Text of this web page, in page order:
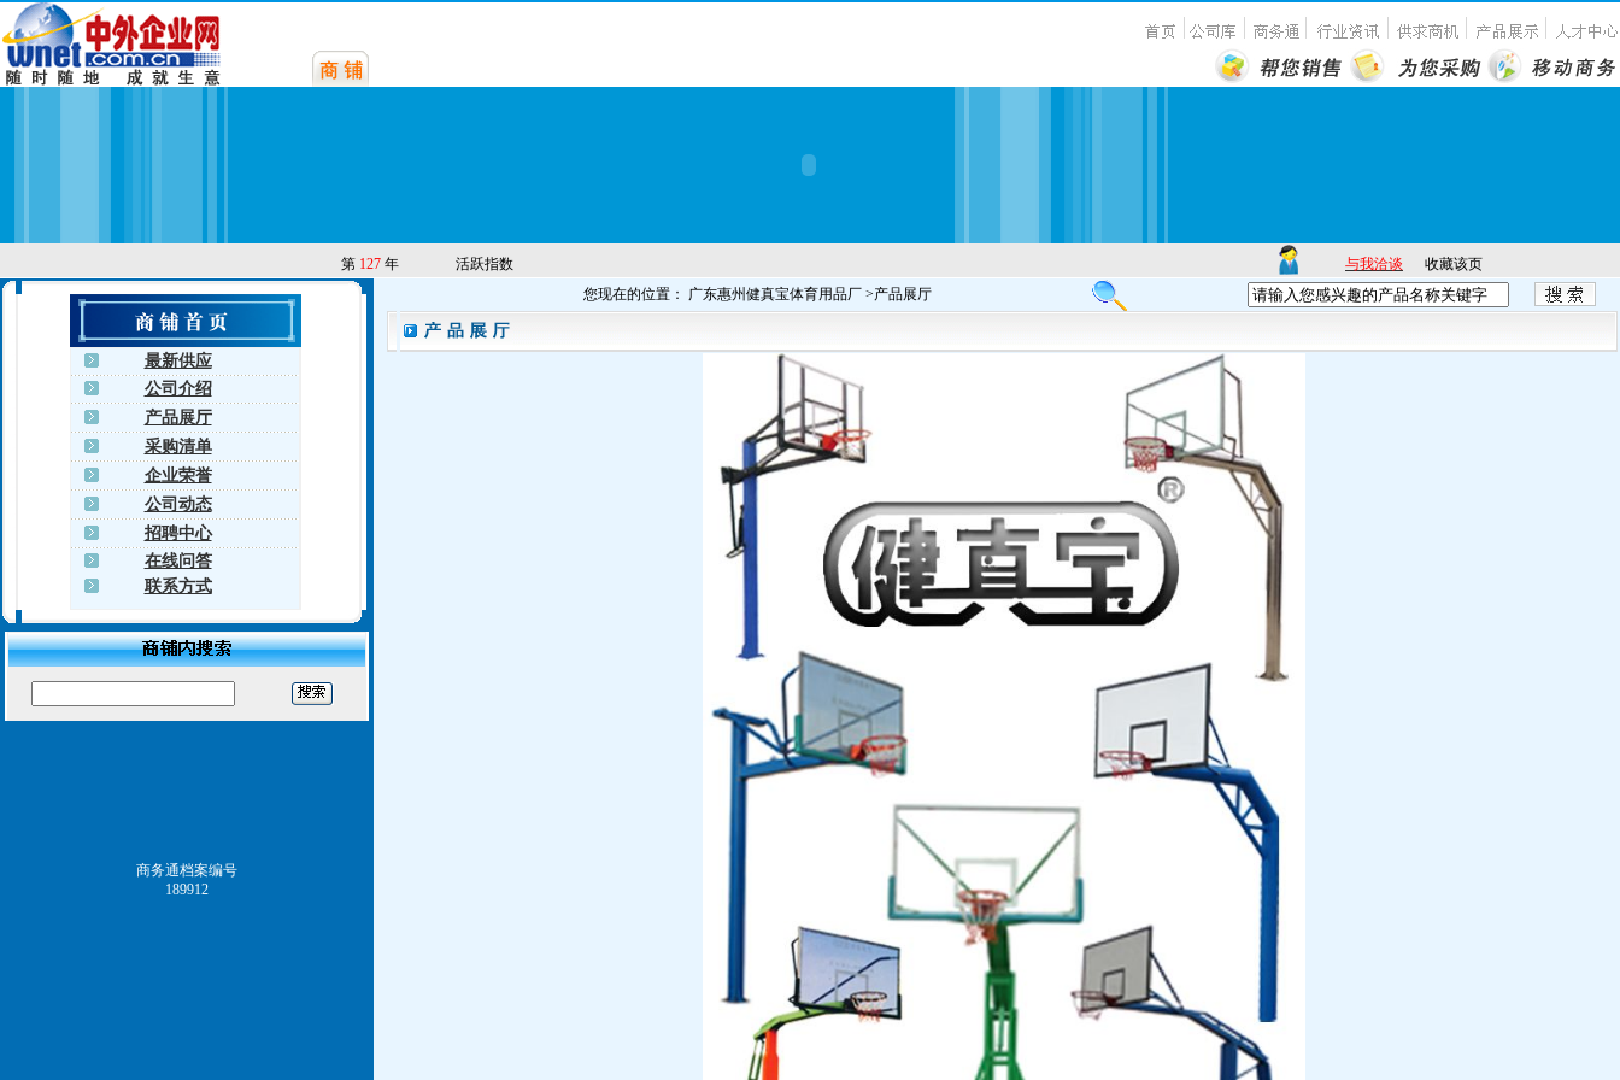
第 127 年 活跃指数 与我洽谈 收藏该页
最新供应
公司介绍
产品展厅
采购清单
企业荣誉
公司动态
招聘中心
在线问答
联系方式
商务通档案编号
189912
您现在的位置： 广东惠州健真宝体育用品厂 >产品展厅